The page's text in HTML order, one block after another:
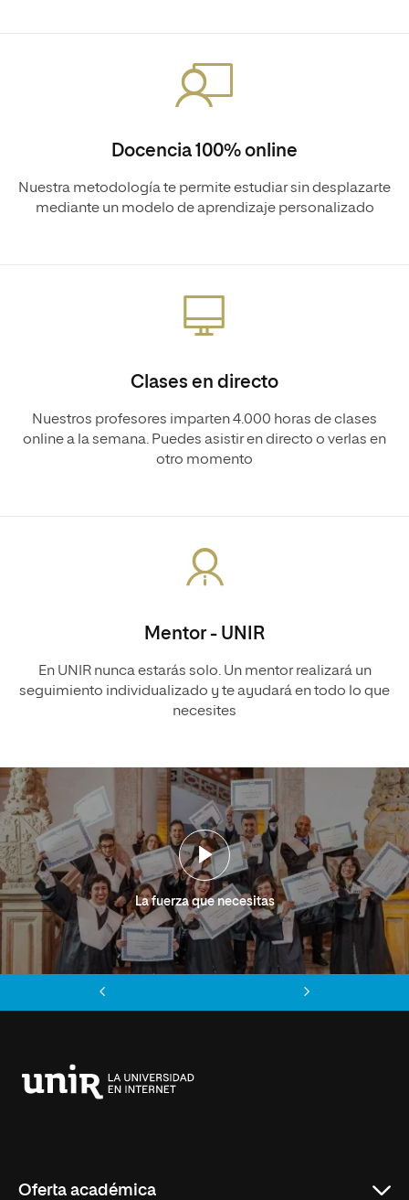
Docencia 100% online
Nuestra metodología te permite estudiar sin desplazarte
mediante un modelo de aprendizaje personalizado
Clases en directo
Nuestros profesores imparten 4.000 horas de clases
online a la semana. Puedes asistir en directo o verlas en
otro momento
Mentor - UNIR
En UNIR nunca estarás solo. Un mentor realizará un
seguimiento individualizado y te ayudará en todo lo que
necesites
La fuerza que necesitas
Oferta académica